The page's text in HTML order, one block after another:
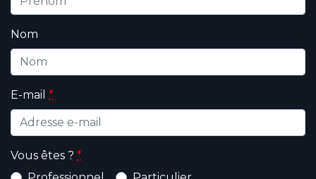
Nom
E-mail *
Vous êtes ? *